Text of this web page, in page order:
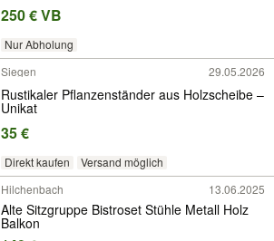
250 € VB
Nur Abholung
Siegen 29.05.2026
Rustikaler Pflanzenständer aus Holzscheibe –
Unikat
35 €
Direkt kaufen
Versand möglich
Hilchenbach
13.06.2025
Alte Sitzgruppe Bistroset Stühle Metall Holz
Balkon